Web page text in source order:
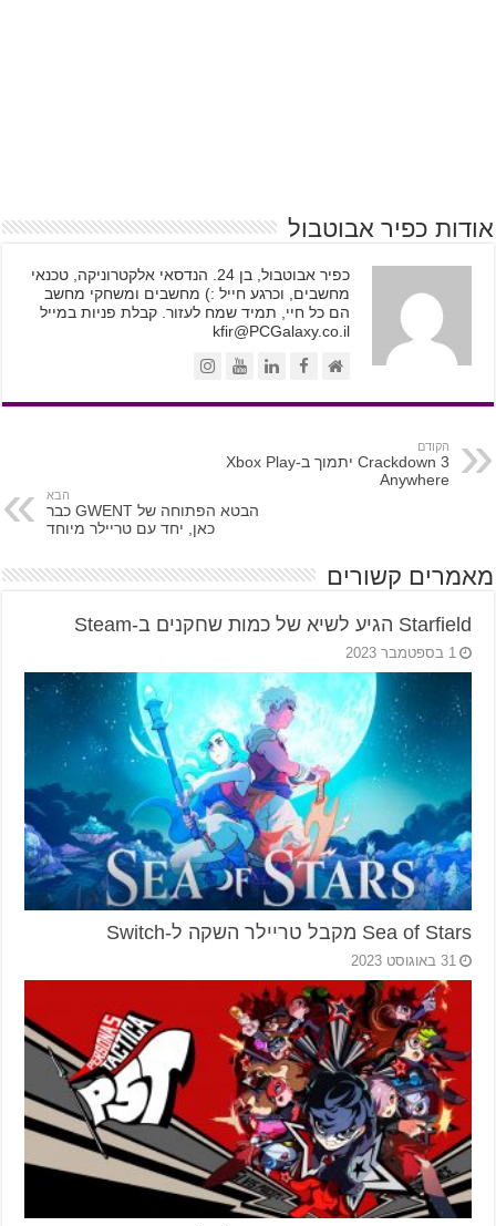
אודות כפיר אבוטבול
כפיר אבוטבול, בן 24. הנדסאי אלקטרוניקה, טכנאי
מחשבים, וכרגע חייל :) מחשבים ומשחקי מחשב
הם כל חיי, תמיד שמח לעזור. קבלת פניות במייל
kfir@PCGalaxy.co.il
הקודם
Crackdown 3 יתמוך ב-Xbox Play
Anywhere
הבא
הבטא הפתוחה של GWENT כבר
כאן, יחד עם טריילר מיוחד
מאמרים קשורים
Starfield הגיע לשיא של כמות שחקנים ב-Steam
1 בספטמבר 2023
Sea of Stars מקבל טריילר השקה ל-Switch
31 באוגוסט 2023